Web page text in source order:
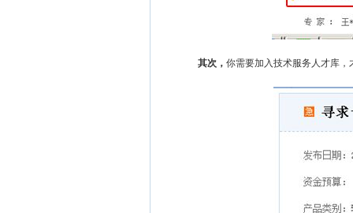
其次， 你需要加入技术服务人才库